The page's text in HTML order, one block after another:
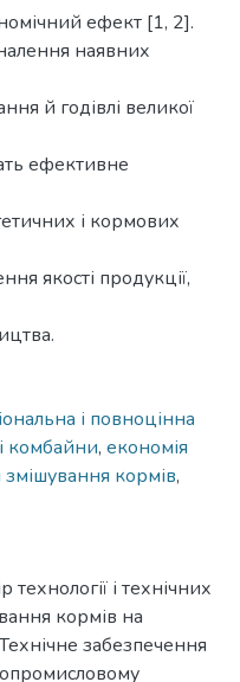
ефект [1, 2].
наявних
й годівлі великої
ефективне
і кормових
якості продукції,
і повноцінна
комбайни, економія
змішування кормів,
і технічних
кормів на
забезпечення